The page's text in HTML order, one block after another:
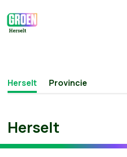
Herselt Provincie
Herselt